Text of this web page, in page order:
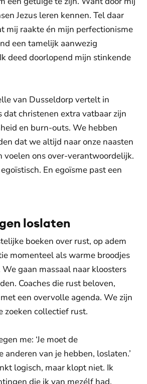
Jezus leren kennen. Tel daar
mij raakte én mijn perfectionisme
een tamelijk aanwezig
deed doorlopend mijn stinkende
van Dusseldorp vertelt in
christenen extra vatbaar zijn
en burn-outs. We hebben
dat we altijd naar onze naasten
voelen ons over-verantwoordelijk.
En egoïsme past een
loslaten
boeken over rust, op adem
momenteel als warme broodjes
gaan massaal naar kloosters
Coaches die rust beloven,
een overvolle agenda. We zijn
zoeken collectief rust.
me: ‘Je moet de
van je hebben, loslaten.’
logisch, maar klopt niet. Ik